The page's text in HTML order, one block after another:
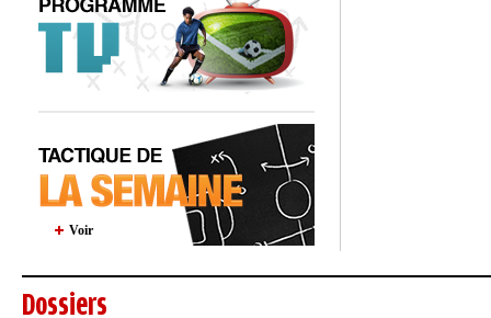
Voir
Dossiers